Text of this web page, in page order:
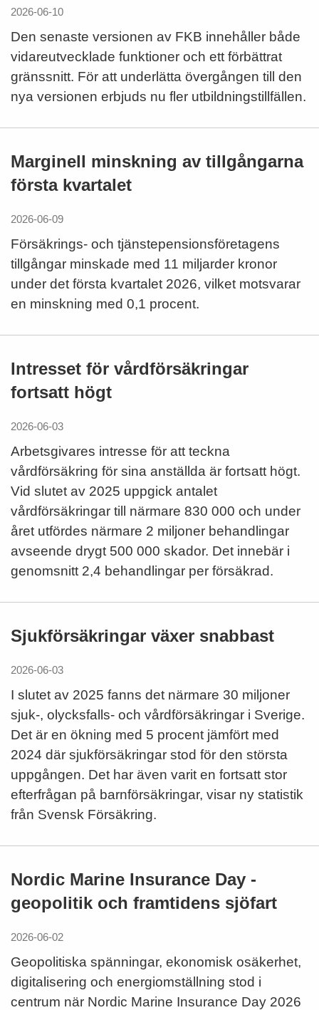
2026-06-10
Den senaste versionen av FKB innehåller både
vidareutvecklade funktioner och ett förbättrat
gränssnitt. För att underlätta övergången till den
nya versionen erbjuds nu fler utbildningstillfällen.
Marginell minskning av tillgångarna
första kvartalet
2026-06-09
Försäkrings- och tjänstepensionsföretagens
tillgångar minskade med 11 miljarder kronor
under det första kvartalet 2026, vilket motsvarar
en minskning med 0,1 procent.
Intresset för vårdförsäkringar
fortsatt högt
2026-06-03
Arbetsgivares intresse för att teckna
vårdförsäkring för sina anställda är fortsatt högt.
Vid slutet av 2025 uppgick antalet
vårdförsäkringar till närmare 830 000 och under
året utfördes närmare 2 miljoner behandlingar
avseende drygt 500 000 skador. Det innebär i
genomsnitt 2,4 behandlingar per försäkrad.
Sjukförsäkringar växer snabbast
2026-06-03
I slutet av 2025 fanns det närmare 30 miljoner
sjuk-, olycksfalls- och vårdförsäkringar i Sverige.
Det är en ökning med 5 procent jämfört med
2024 där sjukförsäkringar stod för den största
uppgången. Det har även varit en fortsatt stor
efterfrågan på barnförsäkringar, visar ny statistik
från Svensk Försäkring.
Nordic Marine Insurance Day -
geopolitik och framtidens sjöfart
2026-06-02
Geopolitiska spänningar, ekonomisk osäkerhet,
digitalisering och energiomställning stod i
centrum när Nordic Marine Insurance Day 2026